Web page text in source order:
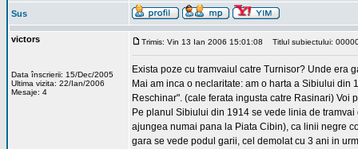
Sus
victors
Data înscrierii: 15/Dec/2005
Ultima vizita: 22/Ian/2006
Mesaje: 4
Trimis: Vin 13 Ian 2006 15:01:08 Titlul subiectului:
Exista poze cu tramvaiul catre Turnisor? Unde era
Mai am inca o neclaritate: am o harta a Sibiului
Reschinar". (cale ferata ingusta catre Rasinari) Voi
Pe planul Sibiului din 1914 se vede linia de
ajungea numai pana la Piata Cibin), ca linii negre
gara se vede podul garii, cel demolat cu 3 ani in